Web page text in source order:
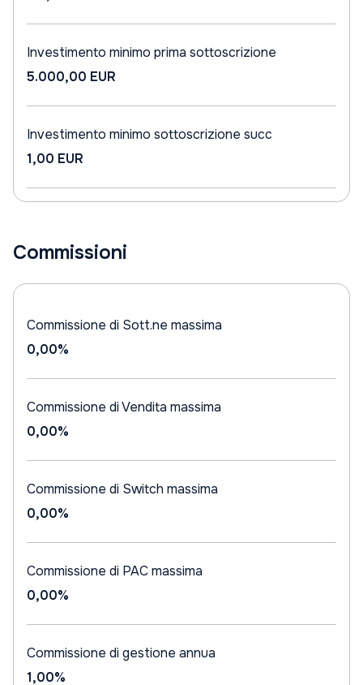
Investimento minimo prima sottoscrizione
5.000,00 EUR
Investimento minimo sottoscrizione succ
1,00 EUR
Commissioni
Commissione di Sott.ne massima
0,00%
Commissione di Vendita massima
0,00%
Commissione di Switch massima
0,00%
Commissione di PAC massima
0,00%
Commissione di gestione annua
1,00%